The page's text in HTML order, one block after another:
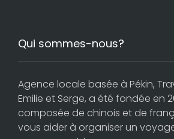
Qui sommes-nous?
Agence locale basée à Pékin,
Emilie et Serge, a été fondée en
composée de chinois et de
vous aider à organiser un